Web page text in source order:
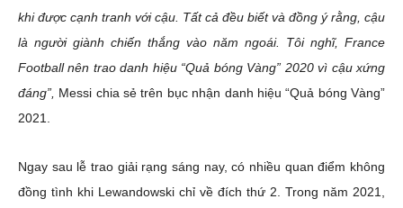
khi được cạnh tranh với cậu. Tất cả đều biết và đồng ý rằng, cậu
là người giành chiến thắng vào năm ngoái. Tôi nghĩ, France
Football nên trao danh hiệu “Quả bóng Vàng” 2020 vì cậu xứng
đáng”, Messi chia sẻ trên bục nhận danh hiệu “Quả bóng Vàng”
2021.
Ngay sau lễ trao giải rạng sáng nay, có nhiều quan điểm không
đồng tình khi Lewandowski chỉ về đích thứ 2. Trong năm 2021,